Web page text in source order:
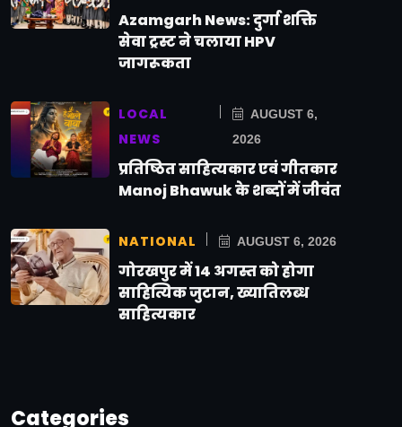
Azamgarh News: दुर्गा शक्ति
सेवा ट्रस्ट ने चलाया HPV
जागरूकता
LOCAL
NEWS
AUGUST 6,
2026
प्रतिष्ठित साहित्यकार एवं गीतकार
Manoj Bhawuk के शब्दों में जीवंत
NATIONAL AUGUST 6, 2026
गोरखपुर में 14 अगस्त को होगा
साहित्यिक जुटान, ख्यातिलब्ध
साहित्यकार
Categories